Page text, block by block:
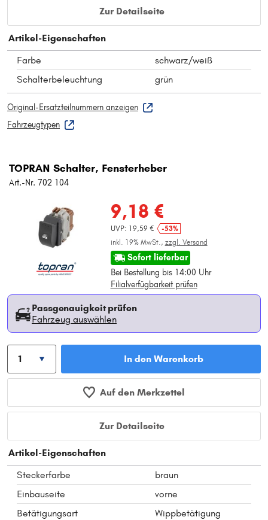
Zur Detailseite
Artikel-Eigenschaften
Farbe
schwarz/weiß
Schalterbeleuchtung
grün
Original-Ersatzteilnummern anzeigen
Fahrzeugtypen
TOPRAN Schalter, Fensterheber
Art.-Nr. 702 104
9,18 €
UVP: 19,59 €
-53%
inkl. 19% MwSt., zzgl. Versand
Sofort lieferbar
Bei Bestellung bis 14:00 Uhr
Filialverfügbarkeit prüfen
Passgenauigkeit prüfen
Fahrzeug auswählen
In den Warenkorb
Auf den Merkzettel
Zur Detailseite
Artikel-Eigenschaften
Steckerfarbe
braun
Einbauseite
vorne
Betätigungsart
Wippbetätigung